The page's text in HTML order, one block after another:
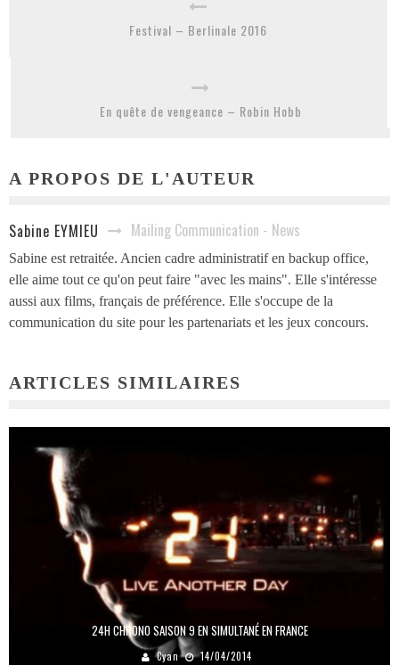
Festival – Berlinale 2016
En quête de vengeance – Robin Hobb
A PROPOS DE L'AUTEUR
Sabine EYMIEU Mailing Communication - News
Sabine est retraitée. Ancien cadre administratif en backup office,
elle aime tout ce qu'on peut faire "avec les mains". Elle s'intéresse
aussi aux films, français de préférence. Elle s'occupe de la
communication du site pour les partenariats et les jeux concours.
ARTICLES SIMILAIRES
24H CHRONO SAISON 9 EN SIMULTANÉ EN FRANCE
Cyan 14/04/2014